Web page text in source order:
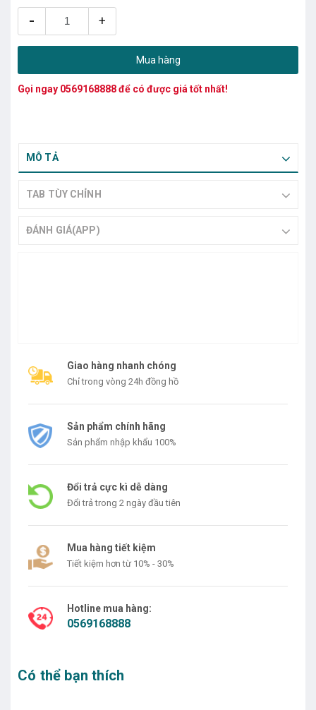
- +
Mua hàng
Gọi ngay 0569168888để có được giá tốt nhất!
MÔ TẢ
TAB TÙY CHỈNH
ĐÁNH GIÁ(APP)
Giao hàng nhanh chóng
Chỉ trong vòng 24h đồng hồ
Sản phẩm chính hãng
Sản phẩm nhập khẩu 100%
Đổi trả cực kì dễ dàng
Đổi trả trong 2 ngày đầu tiên
Mua hàng tiết kiệm
Tiết kiệm hơn từ 10% - 30%
Hotline mua hàng:
0569168888
Có thể bạn thích